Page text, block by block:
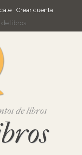
Crear cuenta
de libros
de libros